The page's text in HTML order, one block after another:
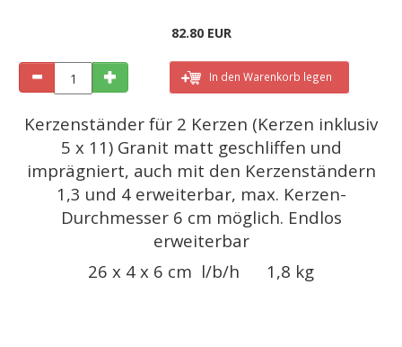
82.80 EUR
In den Warenkorb legen
Kerzenständer für 2 Kerzen (Kerzen inklusiv
5 x 11) Granit matt geschliffen und
imprägniert, auch mit den Kerzenständern
1,3 und 4 erweiterbar, max. Kerzen-
Durchmesser 6 cm möglich. Endlos
erweiterbar
26 x 4 x 6 cm l/b/h 1,8 kg